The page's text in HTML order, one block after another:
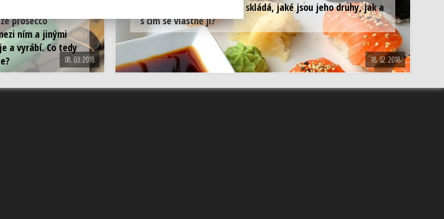
něm něco
prosecco
ním a jinými
a vyrábí. Co tedy
08. 03. 2018
Víte jak vzniklo, z čeho se skládá, jaké jsou jeho druhy, jak a
s čím se vlastně jí?
18. 02. 2018